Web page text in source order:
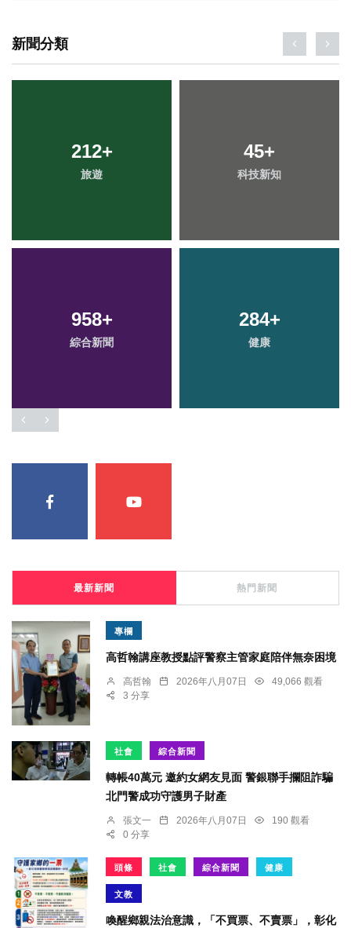
新聞分類
212+
旅遊
45+
科技新知
958+
綜合新聞
284+
健康
最新新聞 熱門新聞
專欄
高哲翰講座教授點評警察主管家庭陪伴無奈困境
高哲翰 2026年八月07日
49,066 觀看
3 分享
社會 綜合新聞
轉帳40萬元 邀約女網友見面 警銀聯手攔阻詐騙
北門警成功守護男子財產
張文一 2026年八月07日
190 觀看
0 分享
頭條 社會 綜合新聞 健康
文教
喚醒鄉親法治意識，「不買票、不賣票」，彰化